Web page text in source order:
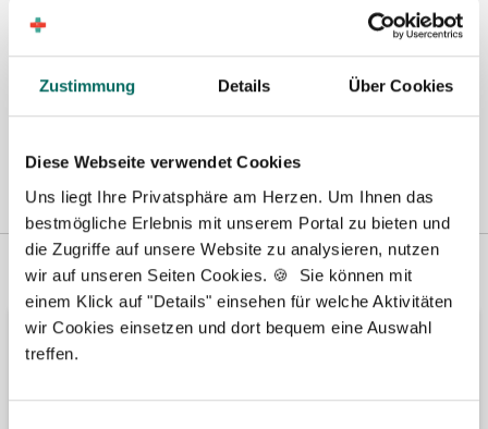
Zustimmung Details Über Cookies
Diese Webseite verwendet Cookies
Uns liegt Ihre Privatsphäre am Herzen. Um Ihnen das
bestmögliche Erlebnis mit unserem Portal zu bieten und
die Zugriffe auf unsere Website zu analysieren, nutzen
wir auf unseren Seiten Cookies. 🍪 Sie können mit
einem Klick auf "Details" einsehen für welche Aktivitäten
wir Cookies einsetzen und dort bequem eine Auswahl
treffen.
Vertreten in Wir fördern